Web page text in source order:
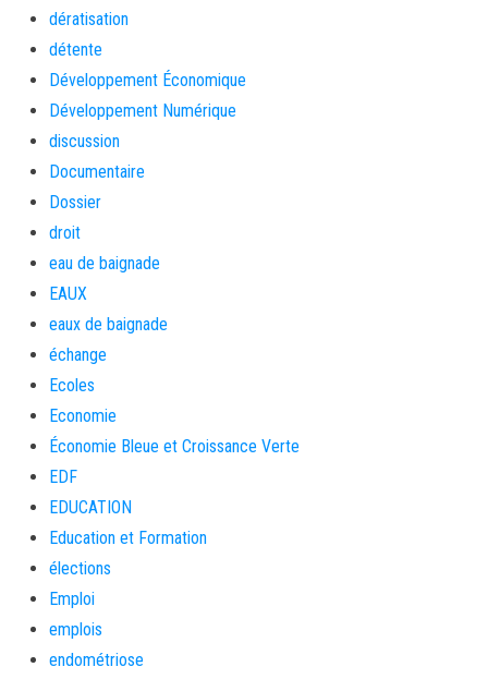
dératisation
détente
Développement Économique
Développement Numérique
discussion
Documentaire
Dossier
droit
eau de baignade
EAUX
eaux de baignade
échange
Ecoles
Economie
Économie Bleue et Croissance Verte
EDF
EDUCATION
Education et Formation
élections
Emploi
emplois
endométriose